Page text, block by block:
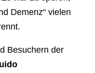
Demenz“ vielen
Besuchern der